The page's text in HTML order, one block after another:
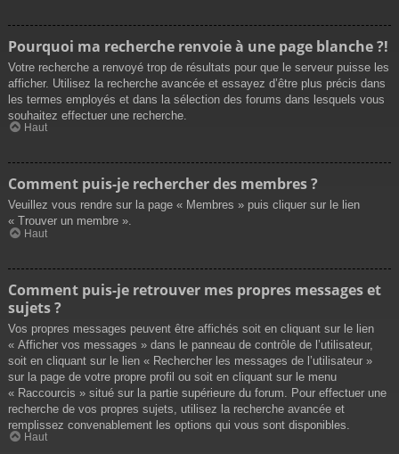
Pourquoi ma recherche renvoie à une page blanche ?!
Votre recherche a renvoyé trop de résultats pour que le serveur puisse les
afficher. Utilisez la recherche avancée et essayez d’être plus précis dans
les termes employés et dans la sélection des forums dans lesquels vous
souhaitez effectuer une recherche.
Haut
Comment puis-je rechercher des membres ?
Veuillez vous rendre sur la page « Membres » puis cliquer sur le lien
« Trouver un membre ».
Haut
Comment puis-je retrouver mes propres messages et
sujets ?
Vos propres messages peuvent être affichés soit en cliquant sur le lien
« Afficher vos messages » dans le panneau de contrôle de l’utilisateur,
soit en cliquant sur le lien « Rechercher les messages de l’utilisateur »
sur la page de votre propre profil ou soit en cliquant sur le menu
« Raccourcis » situé sur la partie supérieure du forum. Pour effectuer une
recherche de vos propres sujets, utilisez la recherche avancée et
remplissez convenablement les options qui vous sont disponibles.
Haut